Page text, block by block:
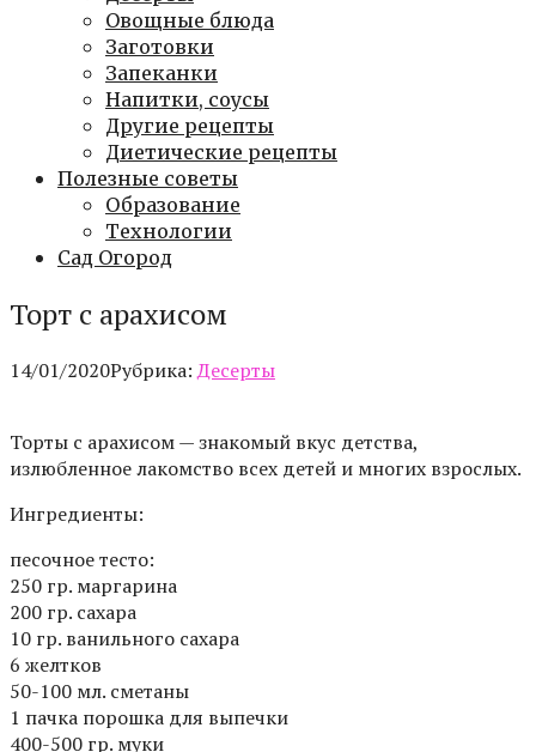
Овощные блюда
Заготовки
Запеканки
Напитки, соусы
Другие рецепты
Диетические рецепты
Полезные советы
Образование
Технологии
Сад Огород
Торт с арахисом
14/01/2020Рубрика: Десерты
Торты с арахисом — знакомый вкус детства,
излюбленное лакомство всех детей и многих взрослых.
Ингредиенты:
песочное тесто:
250 гр. маргарина
200 гр. сахара
10 гр. ванильного сахара
6 желтков
50-100 мл. сметаны
1 пачка порошка для выпечки
400-500 гр. муки